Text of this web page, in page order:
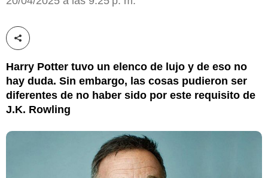
Compartir esta noticia
Harry Potter tuvo un elenco de lujo y de eso no
hay duda. Sin embargo, las cosas pudieron ser
diferentes de no haber sido por este requisito de
J.K. Rowling